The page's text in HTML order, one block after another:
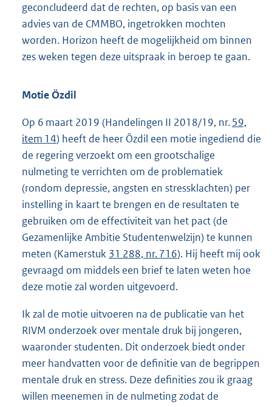
geconcludeerd dat de rechten, op basis van een
advies van de CMMBO, ingetrokken mochten
worden. Horizon heeft de mogelijkheid om binnen
zes weken tegen deze uitspraak in beroep te gaan.
Motie Özdil
Op 6 maart 2019 (Handelingen II 2018/19, nr.59,
item 14) heeft de heer Özdil een motie ingediend die
de regering verzoekt om een grootschalige
nulmeting te verrichten om de problematiek
(rondom depressie, angsten en stressklachten) per
instelling in kaart te brengen en de resultaten te
gebruiken om de effectiviteit van het pact (de
Gezamenlijke Ambitie Studentenwelzijn) te kunnen
meten (Kamerstuk 31 288, nr. 716). Hij heeft mij ook
gevraagd om middels een brief te laten weten hoe
deze motie zal worden uitgevoerd.
Ik zal de motie uitvoeren na de publicatie van het
RIVM onderzoek over mentale druk bij jongeren,
waaronder studenten. Dit onderzoek biedt onder
meer handvatten voor de definitie van de begrippen
mentale druk en stress. Deze definities zou ik graag
willen meenemen in de nulmeting zodat de